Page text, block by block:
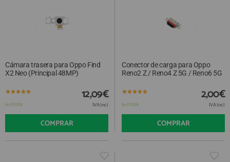
Cámara trasera para Oppo Find
X2 Neo (Principal 48MP)
En STOCK
12,09€
IVA Incl.
COMPRAR
Conector de carga para Oppo
Reno2 Z / Reno4 Z 5G / Reno6 5G
En STOCK
2,00€
IVA Incl.
COMPRAR